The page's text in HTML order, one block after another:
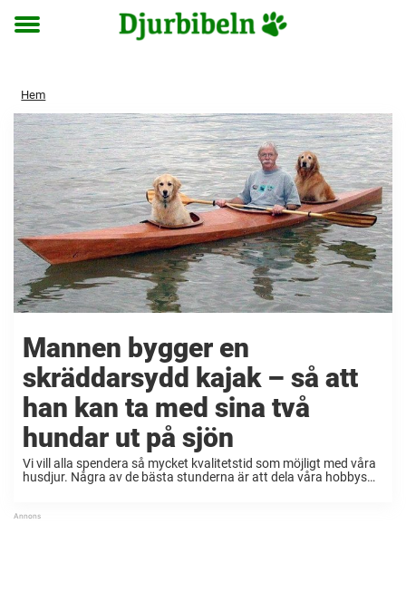
Toggle
Hem
Mannen bygger en
skräddarsydd kajak – så att
han kan ta med sina två
hundar ut på sjön
Vi vill alla spendera så mycket kvalitetstid som möjligt med våra
husdjur. Några av de bästa stunderna är att dela våra hobbys